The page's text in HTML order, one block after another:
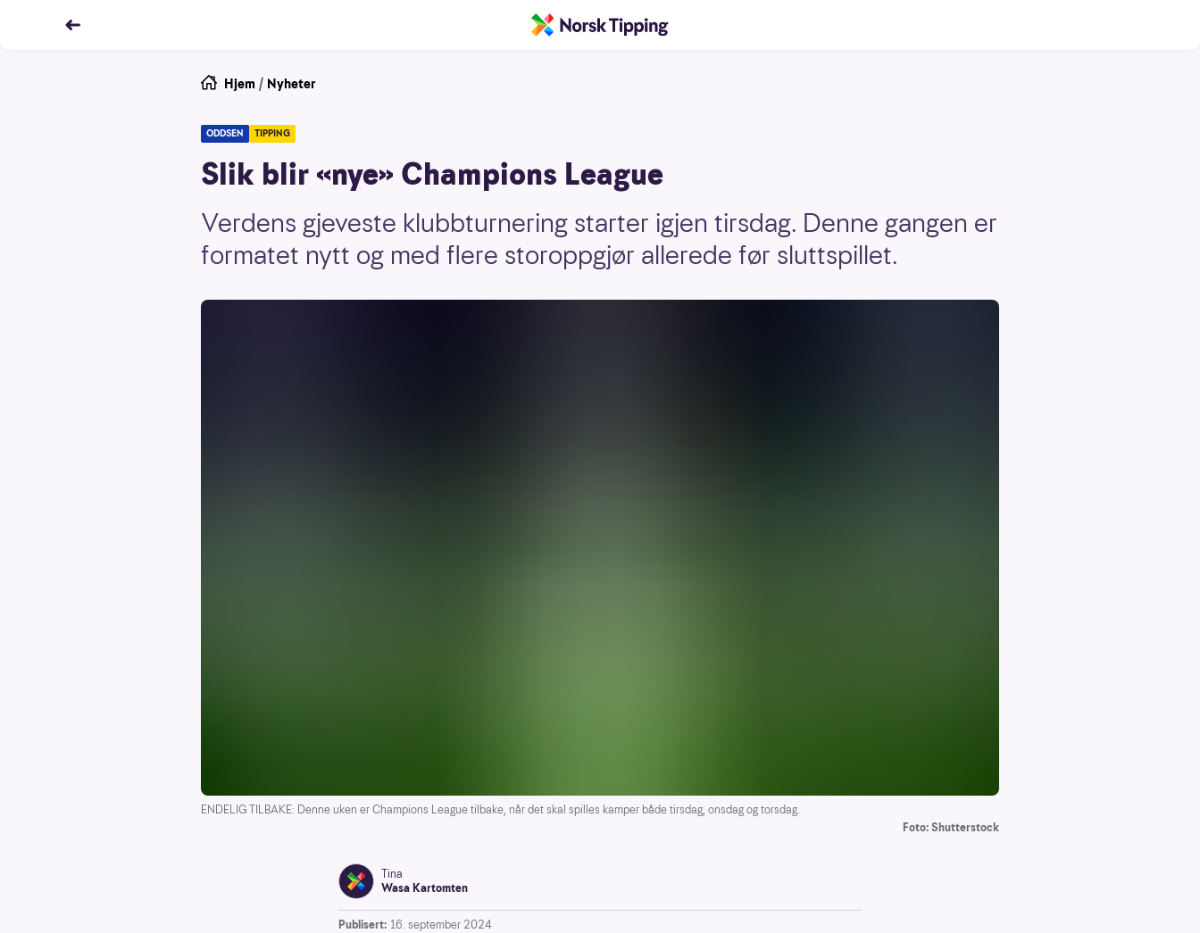
Hjem / Nyheter
ODDSEN TIPPING
Slik blir «nye» Champions League
Verdens gjeveste klubbturnering starter igjen tirsdag. Denne gangen er
formatet nytt og med flere storoppgjør allerede før sluttspillet.
ENDELIG TILBAKE: Denne uken er Champions League tilbake, når det skal spilles kamper både tirsdag, onsdag og torsdag.
Foto: Shutterstock
Tina
Wasa Kartomten
Publisert: 16. september 2024